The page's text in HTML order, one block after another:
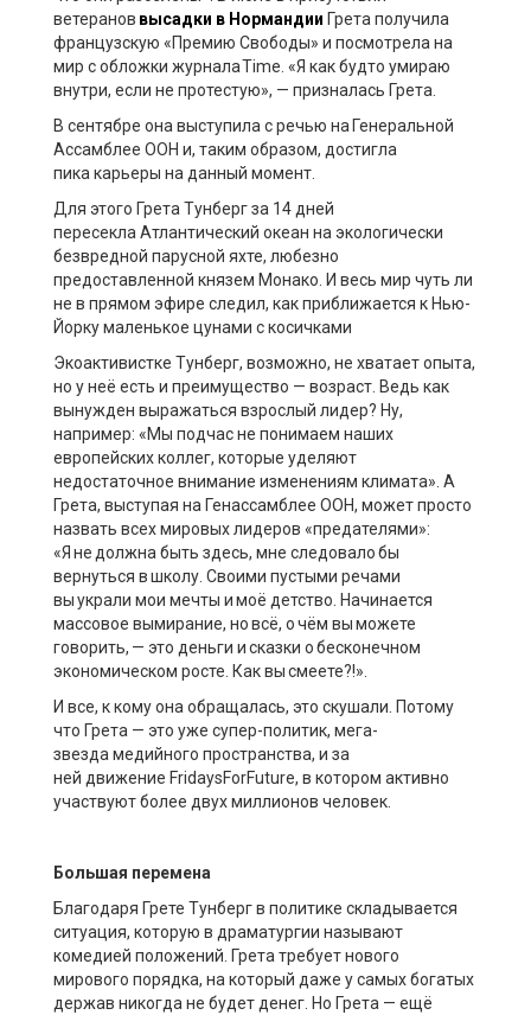
ветеранов высадки в Нормандии Грета получила
французскую «Премию Свободы» и посмотрела на
мир с обложки журналаTime . «Я как будто умираю
внутри, если не протестую», — призналась Грета.
В сентябре она выступила с речью на Генеральной
Ассамблее ООН и, таким образом, достигла
пика карьеры на данный момент
Для этого Грета Тунбергза 14 дней
пересекла Атлантический океан на экологически
безвредной парусной яхте, любезно
предоставленной князем Монако . И весь мир чуть ли
не в прямом эфире следил, как приближается к Нью-
Йоркумаленькое цунами с косичками
Экоактивистке Тунберг, возможно, не хватает опыта,
но у неё есть и преимущество — возраст. Ведь как
вынужден выражаться взрослый лидер? Ну,
например: «Мы подчас не понимаем наших
европейских коллег, которые уделяют
недостаточное внимание изменениям климата». А
Грета, выступая на Генассамблее ООН, может просто
назвать всех мировых лидеров «предателями»:
«Я не должна быть здесь, мне следовало бы
вернуться в школу. Своими пустыми речами
вы украли мои мечты и моё детство. Начинается
массовое вымирание, но всё, о чём вы можете
говорить, — это деньги и сказки о бесконечном
экономическом росте. Как вы смеете?!».
И все, к кому она обращалась, это скушали. Потому
что Грета — это уже супер-политик, мега-
звезда медийного пространства, и за
ней движение FridaysForFuture, в котором активно
участвуют более двух миллионов человек.
Большая перемена
Благодаря Грете Тунбергв политике складывается
ситуация, которую в драматургии называют
комедией положений. Грета требует нового
мирового порядка, на который даже у самых богатых
держав никогда не будет денег. Но Грета — ещё